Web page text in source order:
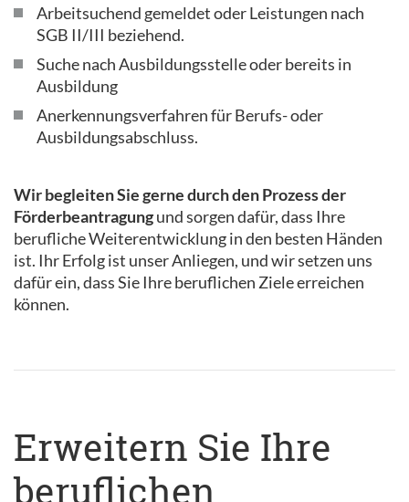
Arbeitsuchend gemeldet oder Leistungen nach
SGB II/III beziehend.
Suche nach Ausbildungsstelle oder bereits in
Ausbildung
Anerkennungsverfahren für Berufs- oder
Ausbildungsabschluss.
Wir begleiten Sie gerne durch den Prozess der
Förderbeantragungund sorgen dafür, dass Ihre
berufliche Weiterentwicklung in den besten Händen
ist. Ihr Erfolg ist unser Anliegen, und wir setzen uns
dafür ein, dass Sie Ihre beruflichen Ziele erreichen
können.
Erweitern Sie Ihre
beruflichen